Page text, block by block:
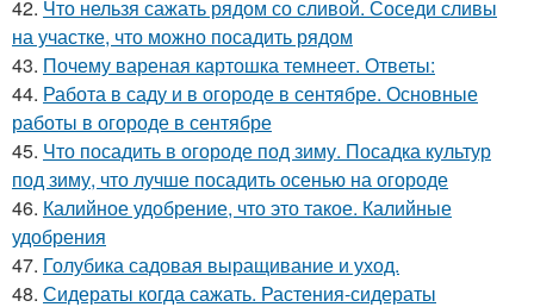
42. Что нельзя сажать рядом со сливой. Соседи сливы
на участке, что можно посадить рядом
43. Почему вареная картошка темнеет. Ответы:
44. Работа в саду и в огороде в сентябре. Основные
работы в огороде в сентябре
45. Что посадить в огороде под зиму. Посадка культур
под зиму, что лучше посадить осенью на огороде
46. Калийное удобрение, что это такое. Калийные
удобрения
47. Голубика садовая выращивание и уход.
48. Сидераты когда сажать. Растения-сидераты